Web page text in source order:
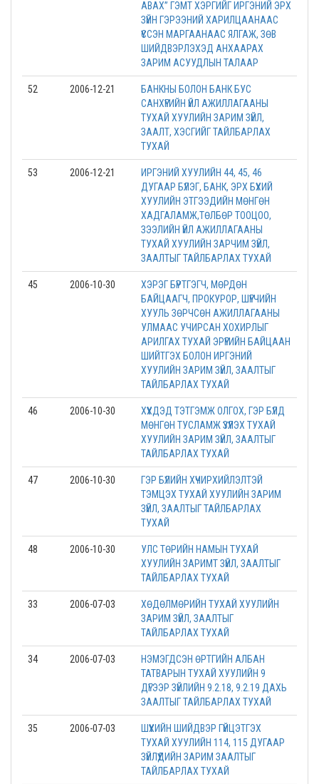
АВАХ” ГЭМТ ХЭРГИЙГ ИРГЭНИЙ ЭРХ
ЗҮЙН ГЭРЭЭНИЙ ХАРИЛЦААНААС
ҮҮССЭН МАРГААНААС ЯЛГАЖ, ЗӨВ
ШИЙДВЭРЛЭХЭД АНХААРАХ
ЗАРИМ АСУУДЛЫН ТАЛААР
52 2006-12-21
БАНКНЫ БОЛОН БАНК БУС
САНХҮҮГИЙН ҮЙЛ АЖИЛЛАГААНЫ
ТУХАЙ ХУУЛИЙН ЗАРИМ ЗҮЙЛ,
ЗААЛТ, ХЭСГИЙГ ТАЙЛБАРЛАХ
ТУХАЙ
53 2006-12-21
ИРГЭНИЙ ХУУЛИЙН 44, 45, 46
ДУГААР БҮЛЭГ, БАНК, ЭРХ БҮХИЙ
ХУУЛИЙН ЭТГЭЭДИЙН МӨНГӨН
ХАДГАЛАМЖ,ТӨЛБӨР ТООЦОО,
ЗЭЭЛИЙН ҮЙЛ АЖИЛЛАГААНЫ
ТУХАЙ ХУУЛИЙН ЗАРЧИМ ЗҮЙЛ,
ЗААЛТЫГ ТАЙЛБАРЛАХ ТУХАЙ
45 2006-10-30
ХЭРЭГ БҮРТГЭГЧ, МӨРДӨН
БАЙЦААГЧ, ПРОКУРОР, ШҮҮГЧИЙН
ХУУЛЬ ЗӨРЧСӨН АЖИЛЛАГААНЫ
УЛМААС УЧИРСАН ХОХИРЛЫГ
АРИЛГАХ ТУХАЙ ЭРҮҮГИЙН БАЙЦААН
ШИЙТГЭХ БОЛОН ИРГЭНИЙ
ХУУЛИЙН ЗАРИМ ЗҮЙЛ, ЗААЛТЫГ
ТАЙЛБАРЛАХ ТУХАЙ
46 2006-10-30
ХҮҮХДЭД ТЭТГЭМЖ ОЛГОХ, ГЭР БҮЛД
МӨНГӨН ТУСЛАМЖ ҮЗҮҮЛЭХ ТУХАЙ
ХУУЛИЙН ЗАРИМ ЗҮЙЛ, ЗААЛТЫГ
ТАЙЛБАРЛАХ ТУХАЙ
47 2006-10-30
ГЭР БҮЛИЙН ХҮЧИРХИЙЛЭЛТЭЙ
ТЭМЦЭХ ТУХАЙ ХУУЛИЙН ЗАРИМ
ЗҮЙЛ, ЗААЛТЫГ ТАЙЛБАРЛАХ
ТУХАЙ
48 2006-10-30
УЛС ТӨРИЙН НАМЫН ТУХАЙ
ХУУЛИЙН ЗАРИМТ ЗҮЙЛ, ЗААЛТЫГ
ТАЙЛБАРЛАХ ТУХАЙ
33 2006-07-03
ХӨДӨЛМӨРИЙН ТУХАЙ ХУУЛИЙН
ЗАРИМ ЗҮЙЛ, ЗААЛТЫГ
ТАЙЛБАРЛАХ ТУХАЙ
34 2006-07-03
НЭМЭГДСЭН ӨРТГИЙН АЛБАН
ТАТВАРЫН ТУХАЙ ХУУЛИЙН 9
ДҮГЭЭР ЗҮЙЛИЙН 9.2.18, 9.2.19 ДАХЬ
ЗААЛТЫГ ТАЙЛБАРЛАХ ТУХАЙ
35 2006-07-03
ШҮҮХИЙН ШИЙДВЭР ГҮЙЦЭТГЭХ
ТУХАЙ ХУУЛИЙН 114, 115 ДУГААР
ЗҮЙЛҮҮДИЙН ЗАРИМ ЗААЛТЫГ
ТАЙЛБАРЛАХ ТУХАЙ